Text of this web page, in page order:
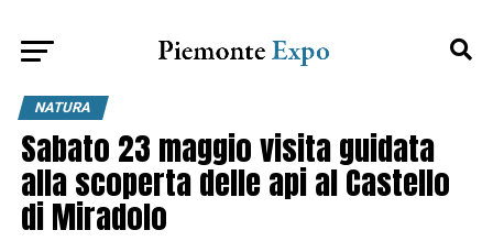
NATURA
Sabato 23 maggio visita guidata
alla scoperta delle api al Castello
di Miradolo